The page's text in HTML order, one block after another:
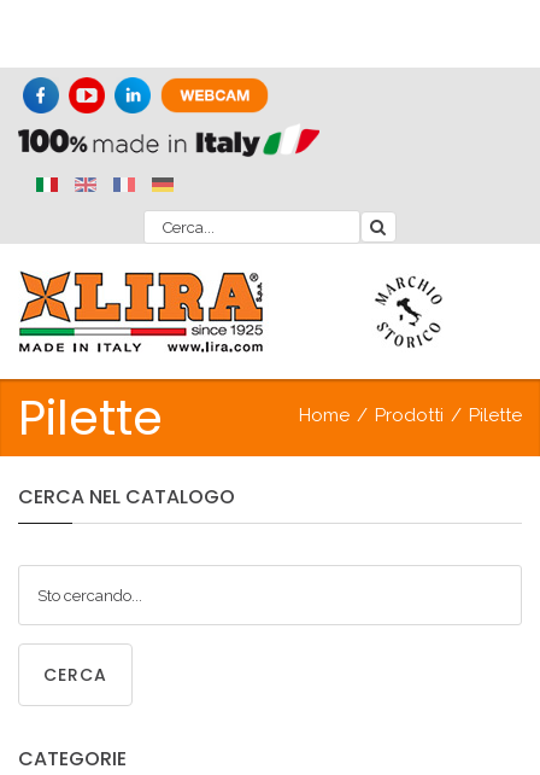
Pilette Home / Prodotti / Pilette
CERCA NEL CATALOGO
CERCA
CATEGORIE